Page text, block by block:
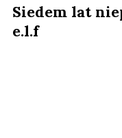
Siedem lat
e.l.f